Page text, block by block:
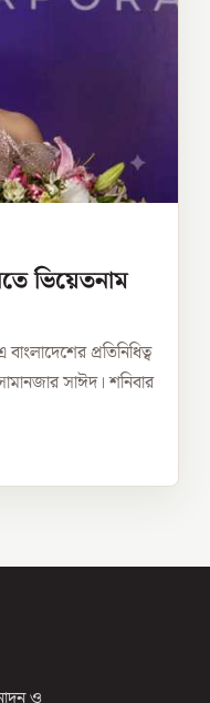
ভিয়েতনাম
প্রতিনিধিত্ব
সাঈদ। শনিবার